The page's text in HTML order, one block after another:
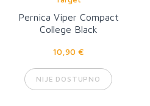
Pernica Viper Compact
College Black
10,90 €
NIJE DOSTUPNO